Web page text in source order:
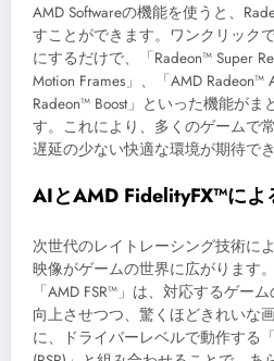
AMD Softwareの機能を使うと、
すことができます。ワンクリック
にするだけで、「Radeon™ Super
Motion Frames」、「AMD Radeon™
Radeon™ Boost」といった機能が
す。これにより、多くのゲームで
遅延の少ない快適な環境が期待でき
AIとAMD FidelityFX™によ
次世代のレイトレーシング技術に
映像がゲームの世界に広がります
「AMD FSR™」は、対応するゲー
向上させつつ、驚くほどきれいな
に、ドライバーレベルで動作する